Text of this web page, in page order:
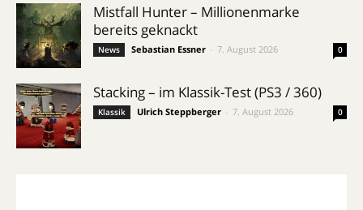
Mistfall Hunter – Millionenmarke
bereits geknackt
News Sebastian Essner 7. August 2026 0
Stacking – im Klassik-Test (PS3 / 360)
Klassik Ulrich Steppberger 7. August 2026 0